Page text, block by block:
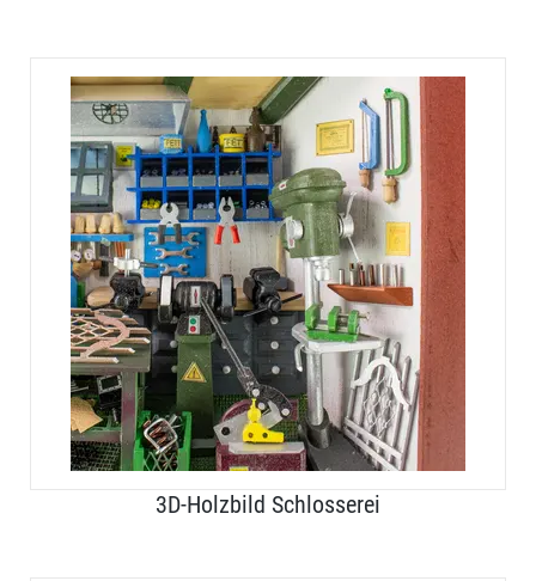
3D-Holzbild Schlosserei